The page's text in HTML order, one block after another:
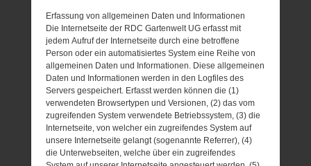
Erfassung von allgemeinen Daten und Informationen
Die Internetseite der RDC Gartenwelt UG erfasst mit
jedem Aufruf der Internetseite durch eine betroffene
Person oder ein automatisiertes System eine Reihe von
allgemeinen Daten und Informationen. Diese allgemeinen
Daten und Informationen werden in den Logfiles des
Servers gespeichert. Erfasst werden können die (1)
verwendeten Browsertypen und Versionen, (2) das vom
zugreifenden System verwendete Betriebssystem, (3) die
Internetseite, von welcher ein zugreifendes System auf
unsere Internetseite gelangt (sogenannte Referrer), (4)
die Unterwebseiten, welche über ein zugreifendes